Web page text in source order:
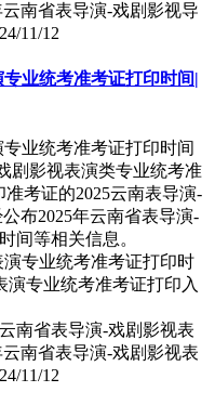
南省表导演-戏剧影视导
11/12
业统考准考证打印时间|
业统考准考证打印时间
剧影视表演类专业统考准
考证的2025云南表导演-
布2025年云南省表导演-
间等相关信息。
南省表导演-戏剧影视表
南省表导演-戏剧影视表
11/12